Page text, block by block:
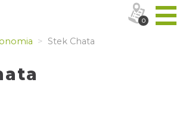
Stek Chata
0